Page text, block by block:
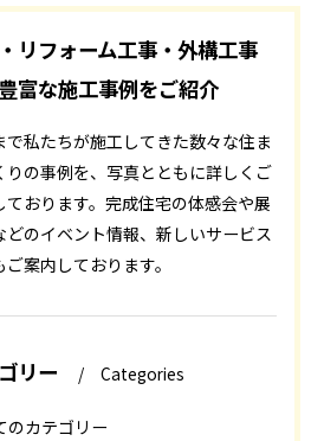
リフォーム工事・外構工事
富な施工事例をご紹介
で私たちが施工してきた数々な住ま
りの事例を、写真とともに詳しくご
ております。完成住宅の体感会や展
どのイベント情報、新しいサービス
ご案内しております。
リー Categories
のカテゴリー